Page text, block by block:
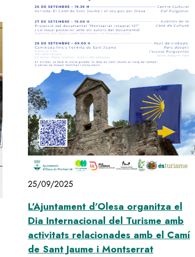
25/09/2025
L’Ajuntament d’Olesa organitza el
Dia Internacional del Turisme amb
activitats relacionades amb el Camí
de Sant Jaume i Montserrat